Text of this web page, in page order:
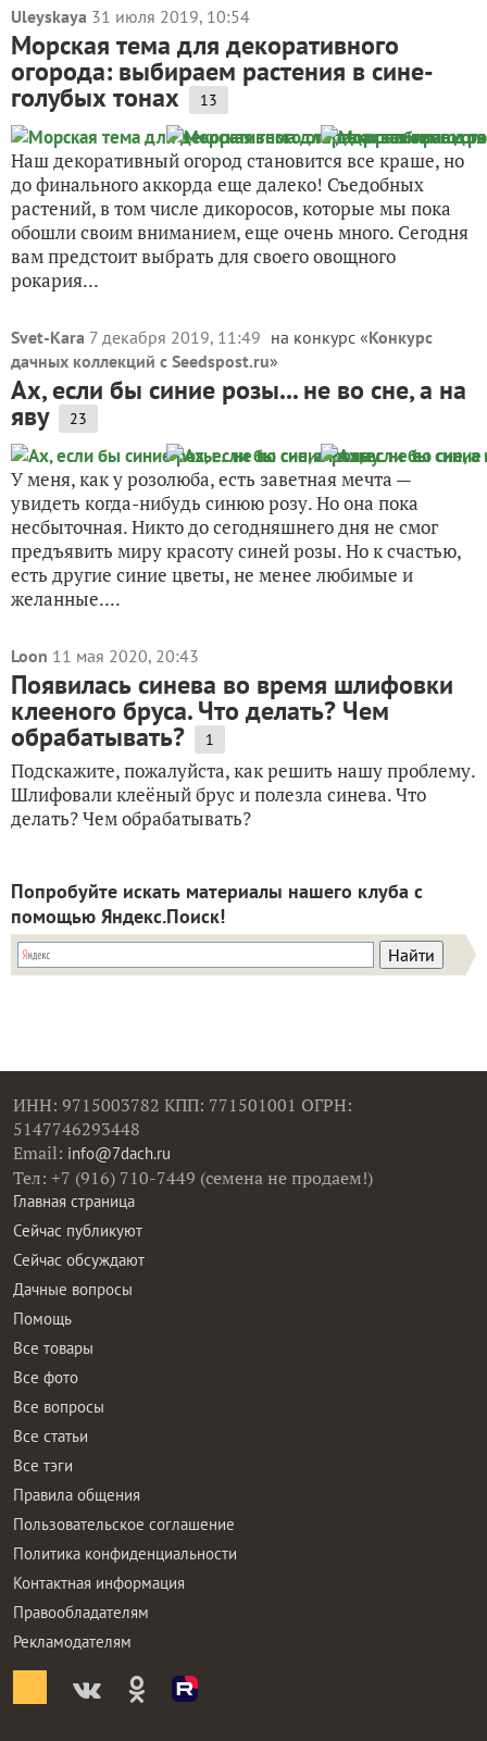
Uleyskaya 31 июля 2019, 10:54
Морская тема для декоративного
огорода: выбираем растения в сине-
голубых тонах 13
Наш декоративный огород становится все краше, но
до финального аккорда еще далеко! Съедобных
растений, в том числе дикоросов, которые мы пока
обошли своим вниманием, еще очень много. Сегодня
вам предстоит выбрать для своего овощного
рокария...
Svet-Kara 7 декабря 2019, 11:49 на конкурс «Конкурс
дачных коллекций с Seedspost.ru»
Ах, если бы синие розы... не во сне, а на
яву 23
У меня, как у розолюба, есть заветная мечта —
увидеть когда-нибудь синюю розу. Но она пока
несбыточная. Никто до сегодняшнего дня не смог
предъявить миру красоту синей розы. Но к счастью,
есть другие синие цветы, не менее любимые и
желанные....
Loon 11 мая 2020, 20:43
Появилась синева во время шлифовки
клееного бруса. Что делать? Чем
обрабатывать? 1
Подскажите, пожалуйста, как решить нашу проблему.
Шлифовали клеёный брус и полезла синева. Что
делать? Чем обрабатывать?
Попробуйте искать материалы нашего клуба с
помощью Яндекс.Поиск!
ИНН: 9715003782 КПП: 771501001 ОГРН:
5147746293448
Email: info@7dach.ru
Тел: +7 (916) 710-7449 (семена не продаем!)
Главная страница
Сейчас публикуют
Сейчас обсуждают
Дачные вопросы
Помощь
Все товары
Все фото
Все вопросы
Все статьи
Все тэги
Правила общения
Пользовательское соглашение
Политика конфиденциальности
Контактная информация
Правообладателям
Рекламодателям